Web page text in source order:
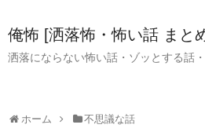
俺怖 [洒落怖・怖い話 まと
洒落にならない怖い話・ゾッとする話
ホーム 不思議な話